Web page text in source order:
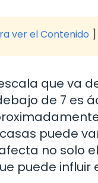
ver el Contenido
que va
de 7 es
puede
no solo
puede influir